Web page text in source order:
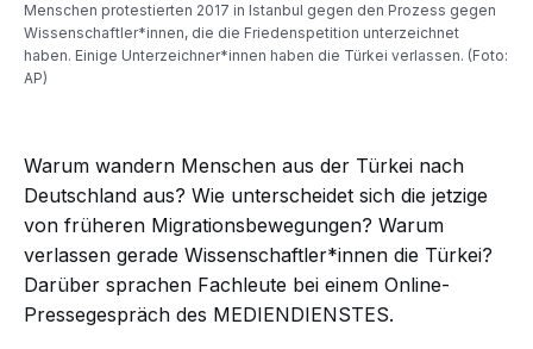
Menschen protestierten 2017 in Istanbul gegen den Prozess gegen
Wissenschaftler*innen, die die Friedenspetition unterzeichnet
haben. Einige Unterzeichner*innen haben die Türkei verlassen. (Foto:
AP)
Warum wandern Menschen aus der Türkei nach
Deutschland aus? Wie unterscheidet sich die jetzige
von früheren Migrationsbewegungen? Warum
verlassen gerade Wissenschaftler*innen die Türkei?
Darüber sprachen Fachleute bei einem Online-
Pressegespräch des MEDIENDIENSTES.